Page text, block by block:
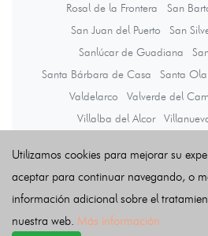
Rosal de la Frontera
San
San Juan del Puerto
San
Sanlúcar de Guadiana
Santa Bárbara de Casa
Santa
Valdelarco
Valverde del
Villalba del Alcor
Zufre
Utilizamos cookies para mejorar su
aceptar para continuar navegando, o
información adicional sobre el
nuestra web. Más información